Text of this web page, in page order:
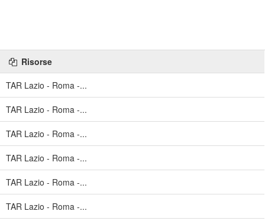
Risorse
TAR Lazio - Roma -...
TAR Lazio - Roma -...
TAR Lazio - Roma -...
TAR Lazio - Roma -...
TAR Lazio - Roma -...
TAR Lazio - Roma -...